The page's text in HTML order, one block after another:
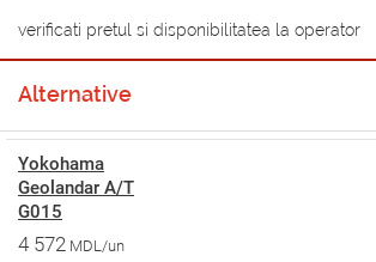
verificati pretul si disponibilitatea la operator
Alternative
Yokohama
Geolandar A/T
G015
4 572 MDL/un